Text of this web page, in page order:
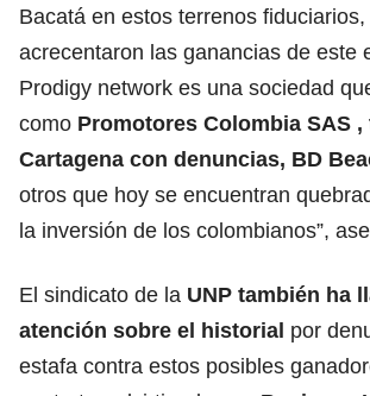
Bacatá en estos terrenos
acrecentaron las ganancias de este
Prodigy network es una sociedad
como Promotores Colombia SAS ,
Cartagena con denuncias, BD
otros que hoy se encuentran
la inversión de los colombianos”,
El sindicato de la UNP también ha
atención sobre el historial por
estafa contra estos posibles